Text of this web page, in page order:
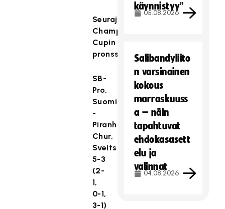
Seurajoukkueiden
Champions
Cupin
pronssiottelu
SB-
Pro,
Suomi
-
Piranha
Chur,
Sveitsi
5-3
(2-
1,
0-1,
3-1)
käynnistyy”
05.08.2026
Salibandyliito
n varsinainen
kokous
marraskuuss
a – näin
tapahtuvat
ehdokasasett
elu ja
valinnat
04.08.2026